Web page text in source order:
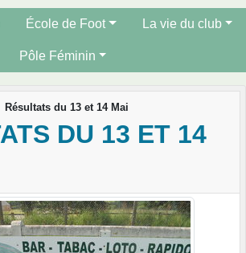
École de Foot La vie du club
Pôle Féminin
Résultats du 13 et 14 Mai
DU 13 ET 14